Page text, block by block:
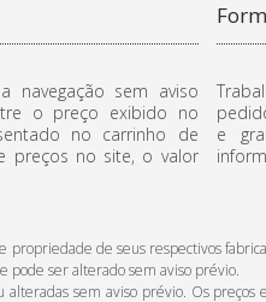
navegação sem aviso
o preço exibido no
no carrinho de
preços no site, o valor
e
propriedade de seus respectivos
pode ser alterado sem aviso prévio.
alteradas sem aviso prévio. Os